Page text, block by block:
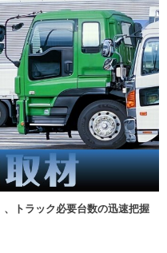
、トラック必要台数の迅速把握